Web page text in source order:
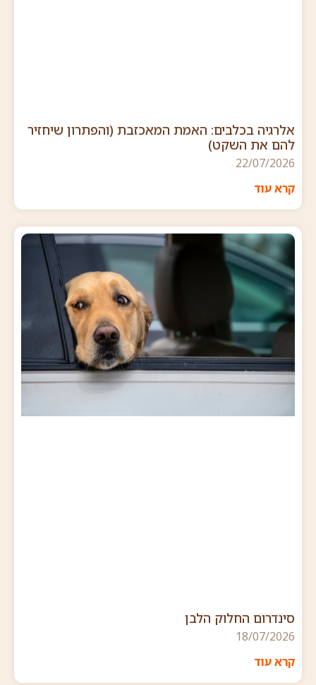
אלרגיה בכלבים: האמת המאכזבת (והפתרון שיחזיר
להם את השקט)
22/07/2026
קרא עוד
סינדרום החלוק הלבן
18/07/2026
קרא עוד